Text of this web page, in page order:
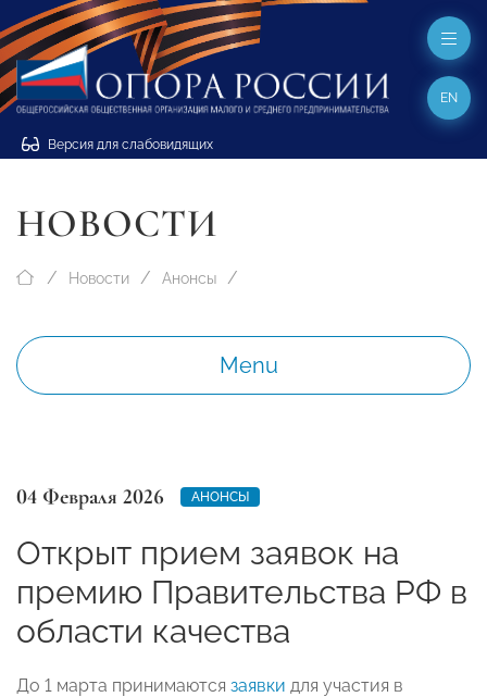
Версия для слабовидящих
EN
НОВОСТИ
Новости Анонсы
Menu
04 Февраля 2026 АНОНСЫ
Открыт прием заявок на
премию Правительства РФ в
области качества
До 1 марта принимаются заявки для участия в